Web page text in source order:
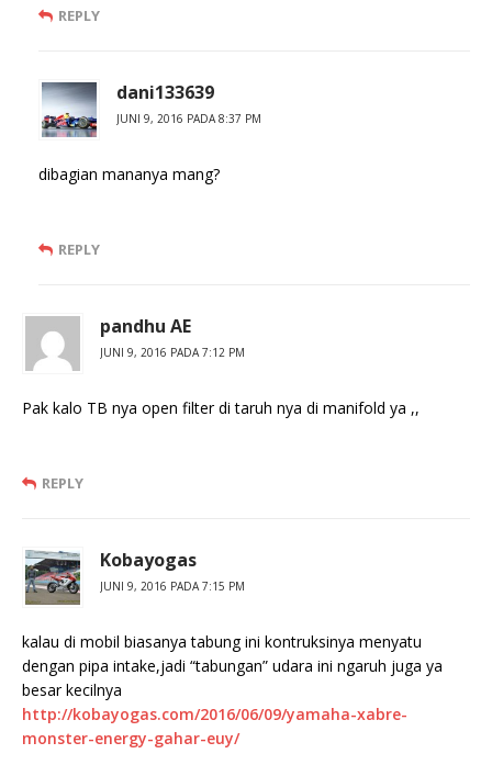
REPLY
dani133639
JUNI 9, 2016 PADA 8:37 PM
dibagian mananya mang?
REPLY
pandhu AE
JUNI 9, 2016 PADA 7:12 PM
Pak kalo TB nya open filter di taruh nya di manifold ya ,,
REPLY
Kobayogas
JUNI 9, 2016 PADA 7:15 PM
kalau di mobil biasanya tabung ini kontruksinya menyatu
dengan pipa intake,jadi “tabungan” udara ini ngaruh juga ya
besar kecilnya
http://kobayogas.com/2016/06/09/yamaha-xabre-
monster-energy-gahar-euy/